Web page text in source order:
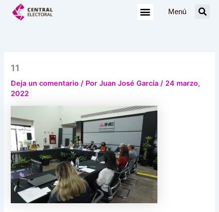
Menú
11
Deja un comentario / PorJuan José García/ 24 marzo,
2022